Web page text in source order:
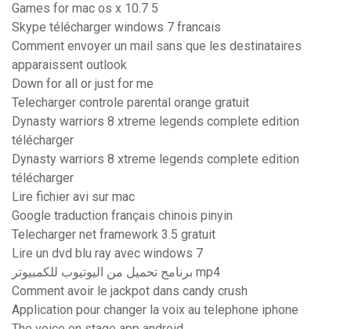
Games for mac os x 10.7 5
Skype télécharger windows 7 francais
Comment envoyer un mail sans que les destinataires
apparaissent outlook
Down for all or just for me
Telecharger controle parental orange gratuit
Dynasty warriors 8 xtreme legends complete edition
télécharger
Dynasty warriors 8 xtreme legends complete edition
télécharger
Lire fichier avi sur mac
Google traduction français chinois pinyin
Telecharger net framework 3.5 gratuit
Lire un dvd blu ray avec windows 7
برنامج تحميل من اليوتيوب للكمبيوتر mp4
Comment avoir le jackpot dans candy crush
Application pour changer la voix au telephone iphone